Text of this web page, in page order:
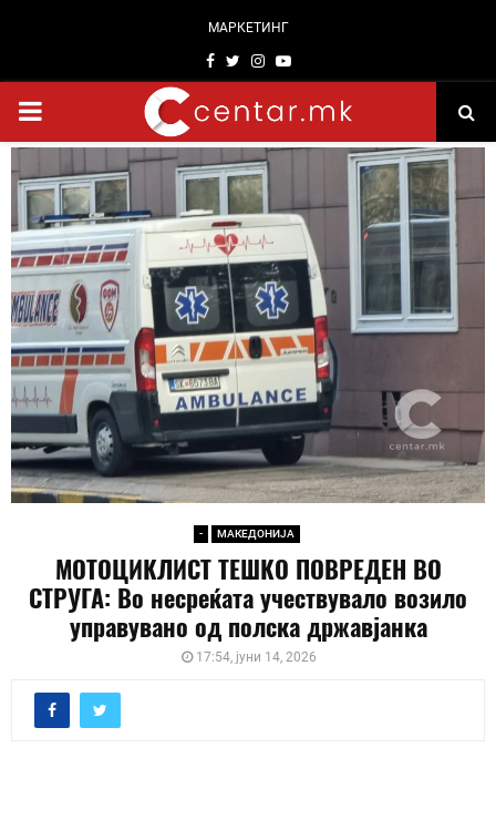
МАРКЕТИНГ
Facebook
TwitterInstagram
Youtube
PRIMARY
MENU
- МАКЕДОНИЈА
МОТОЦИКЛИСТ ТЕШКО ПОВРЕДЕН ВО
СТРУГА: Во несреќата учествувало возило
управувано од полска државјанка
17:54, јуни 14, 2026